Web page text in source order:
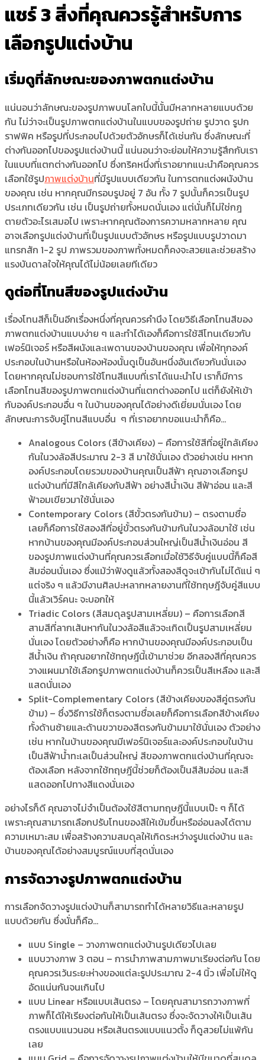
แชร์ 3 สิ่งที่คุณควรรู้สำหรับการ
เลือกรูปแต่งบ้าน
เริ่มดูที่ลักษณะของภาพตกแต่งบ้าน
แน่นอนว่าลักษณะของรูปภาพบนโลกใบนี้นั้นมีหลากหลายแบบด้วย
กัน ไม่ว่าจะเป็นรูปภาพตกแต่งบ้านในแบบของรูปถ่าย รูปวาด รูปก
ราฟฟิค หรือรูปที่ประกอบไปด้วยตัวอักษรก็ได้เช่นกัน ซึ่งลักษณะที่
ต่างกันออกไปของรูปแต่งบ้านนี้ แน่นอนว่าจะย่อมให้ความรู้สึกกับเรา
ในแบบที่แตกต่างกันออกไป ซึ่งทริคหนึ่งที่เราอยากแนะนำคือคุณควร
เลือกใช้รูปภาพแต่งบ้านที่มีรูปแบบเดียวกัน ในการตกแต่งผนังบ้าน
ของคุณ เช่น หากคุณมีกรอบรูปอยู่ 7 อัน ทั้ง 7 รูปนั้นก็ควรเป็นรูป
ประเภทเดียวกัน เช่น เป็นรูปถ่ายทั้งหมดนั่นเอง แต่นั่นก็ไม่ใช่กฎ
ตายตัวอะไรเสมอไป เพราะหากคุณต้องการความหลากหลาย คุณ
อาจเลือกรูปแต่งบ้านที่เป็นรูปแบบตัวอักษร หรือรูปแบบรูปวาดมา
แทรกสัก 1-2 รูป ภาพรวมของภาพทั้งหมดก็คงจะสวยและช่วยสร้าง
แรงบันดาลใจให้คุณได้ไม่น้อยเลยทีเดียว
ดูต่อที่โทนสีของรูปแต่งบ้าน
เรื่องโทนสีก็เป็นอีกเรื่องหนึ่งที่คุณควรคำนึง โดยวิธีเลือกโทนสีของ
ภาพตกแต่งบ้านแบบง่าย ๆ และทำได้เองก็คือการใช้สีโทนเดียวกับ
เฟอร์นิเจอร์ หรือสีผนังและเพดานของบ้านของคุณ เพื่อให้ทุกองค์
ประกอบในบ้านหรือในห้องห้องนั้นดูเป็นอันหนึ่งอันเดียวกันนั่นเอง
โดยหากคุณไม่ชอบการใช้โทนสีแบบที่เราได้แนะนำไป เราก็มีการ
เลือกโทนสีของรูปภาพตกแต่งบ้านที่แตกต่างออกไป แต่ก็ยังให้เข้า
กับองค์ประกอบอื่น ๆ ในบ้านของคุณได้อย่างดีเยี่ยมนั่นเอง โดย
ลักษณะการจับคู่โทนสีแบบอื่น ๆ ที่เราอยากขอแนะนำก็คือ…
Analogous Colors (สีข้างเคียง) – คือการใช้สีที่อยู่ใกล้เคียง
กันในวงล้อสีประมาณ 2-3 สี มาใช้นั่นเอง ตัวอย่างเช่น หหาก
องค์ประกอบโดยรวมของบ้านคุณเป็นสีฟ้า คุณอาจเลือกรูป
แต่งบ้านที่มีสีใกล้เคียงกับสีฟ้า อย่างสีน้ำเงิน สีฟ้าอ่อน และสี
ฟ้าอมเขียวมาใช้นั่นเอง
Contemporary Colors (สีขั้วตรงกันข้าม) – ตรงตามชื่อ
เลยก็คือการใช้สองสีที่อยู่ขั้วตรงกันข้ามกันในวงล้อมาใช้ เช่น
หากบ้านของคุณมีองค์ประกอบส่วนใหญ่เป็นสีน้ำเงินอ่อน สี
ของรูปภาพแต่งบ้านที่คุณควรเลือกเมื่อใช้วิธีจับคู่แบบนี้ก็คือสี
ส้มอ่อนนั่นเอง ซึ่งแม้ว่าฟังดูแล้วทั้งสองสีดูจะเข้ากันไม่ได้แน่ ๆ
แต่จริง ๆ แล้วมีงานศิลปะหลากหลายงานที่ใช้ทฤษฎีจับคู่สีแบบ
นี้แล้วเวิร์คนะ จะบอกให้
Triadic Colors (สีสมดุลรูปสามเหลี่ยม) – คือการเลือกสี
สามสีที่ลากเส้นหากันในวงล้อสีแล้วจะเกิดเป็นรูปสามเหลี่ยม
นั่นเอง โดยตัวอย่างก็คือ หากบ้านของคุณมีองค์ประกอบเป็น
สีน้ำเงิน ถ้าคุณอยากใช้ทฤษฎีนี้เข้ามาช่วย อีกสองสีที่คุณควร
วางแผนมาใช้เลือกรูปภาพตกแต่งบ้านก็ควรเป็นสีเหลือง และสี
แสดนั่นเอง
Split-Complementary Colors (สีข้างเคียงของสีคู่ตรงกัน
ข้าม) – ซึ่งวิธีการใช้ก็ตรงตามชื่อเลยก็คือการเลือกสีข้างเคียง
ทั้งด้านซ้ายและด้านขวาของสีตรงกันข้ามมาใช้นั่นเอง ตัวอย่าง
เช่น หากในบ้านของคุณมีเฟอร์นิเจอร์และองค์ประกอบในบ้าน
เป็นสีฟ้าน้ำทะเลเป็นส่วนใหญ่ สีของภาพตกแต่งบ้านที่คุณจะ
ต้องเลือก หลังจากใช้ทฤษฎีนี้ช่วยก็ต้องเป็นสีส้มอ่อน และสี
แสดออกไปทางสีแดงนั่นเอง
อย่างไรก็ดี คุณอาจไม่จำเป็นต้องใช้สีตามทฤษฎีนี้แบบเป๊ะ ๆ ก็ได้
เพราะคุณสามารถเลือกปรับโทนของสีให้เข้มขึ้นหรืออ่อนลงได้ตาม
ความเหมาะสม เพื่อสร้างความสมดุลให้เกิดระหว่างรูปแต่งบ้าน และ
บ้านของคุณได้อย่างสมบูรณ์แบบที่สุดนั่นเอง
การจัดวางรูปภาพตกแต่งบ้าน
การเลือกจัดวางรูปแต่งบ้านก็สามารถทำได้หลายวิธีและหลายรูป
แบบด้วยกัน ซึ่งนั่นก็คือ…
แบบ Single – วางภาพตกแต่งบ้านรูปเดียวไปเลย
แบบวางภาพ 3 ตอน – การนำภาพสามภาพมาเรียงต่อกัน โดย
คุณควรเว้นระยะห่างของแต่ละรูปประมาณ 2-4 นิ้ว เพื่อไม่ให้ดู
อัดแน่นกันจนเกินไป
แบบ Linear หรือแบบเส้นตรง – โดยคุณสามารถวางภาพกี่
ภาพก็ได้ให้เรียงต่อกันให้เป็นเส้นตรง ซึ่งจะจัดวางให้เป็นเส้น
ตรงแบบแนวนอน หรือเส้นตรงแบบแนวตั้ง ก็ดูสวยไม่แพ้กัน
เลย